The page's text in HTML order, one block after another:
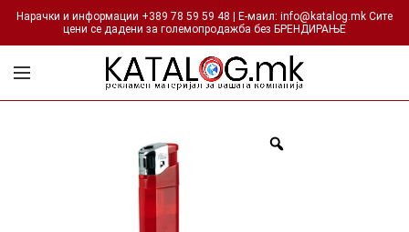
Нарачки и информации +389 78 59 59 48 | Е-маил: info@katalog.mk Сите
цени се дадени за големопродажба без БРЕНДИРАЊЕ